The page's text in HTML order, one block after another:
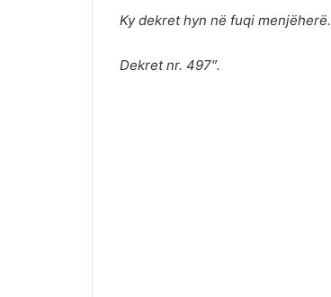
Ky dekret hyn në fuqi menjëherë.
Dekret nr. 497″.